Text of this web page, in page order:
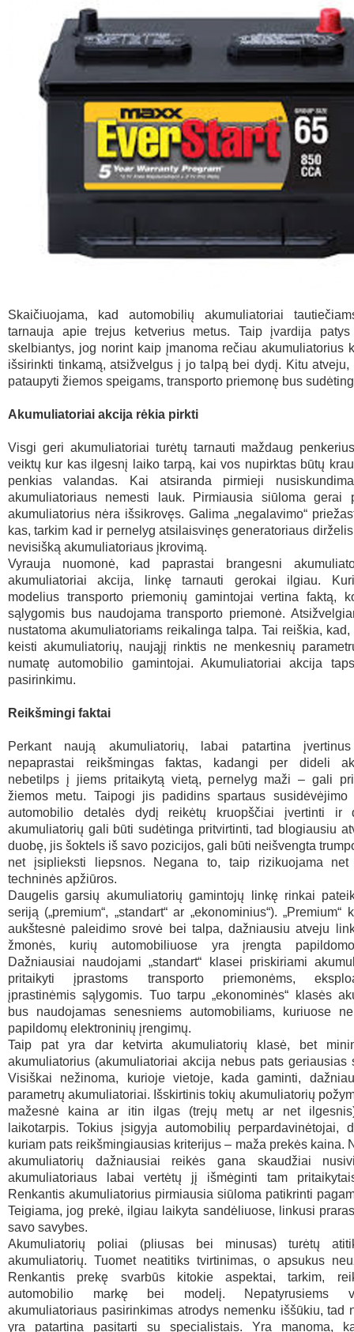
Skaičiuojama, kad automobilių akumuliatoriai
tarnauja apie trejus ketverius metus. Taip įvardija patys
skelbiantys, jog norint kaip įmanoma rečiau akumuliatorius
išsirinkti tinkamą, atsižvelgus į jo talpą bei dydį. Kitu atveju,
pataupyti žiemos speigams, transporto priemonę bus
Akumuliatoriai akcija rėkia pirkti
Visgi geri akumuliatoriai turėtų tarnauti maždaug
veiktų kur kas ilgesnį laiko tarpą, kai vos nupirktas būtų
penkias valandas. Kai atsiranda pirmieji
akumuliatoriaus nemesti lauk. Pirmiausia siūloma gerai
akumuliatorius nėra išsikrovęs. Galima „negalavimo“
kas, tarkim kad ir pernelyg atsilaisvinęs generatoriaus
nevisišką akumuliatoriaus įkrovimą.
Vyrauja nuomonė, kad paprastai brangesni
akumuliatoriai akcija, linkę tarnauti gerokai ilgiau.
modelius transporto priemonių gamintojai vertina faktą,
sąlygomis bus naudojama transporto priemonė.
nustatoma akumuliatoriams reikalinga talpa. Tai reiškia, kad,
keisti akumuliatorių, naująjį rinktis ne menkesnių
numatę automobilio gamintojai. Akumuliatoriai akcija
pasirinkimu.
Reikšmingi faktai
Perkant naują akumuliatorių, labai patartina
nepaprastai reikšmingas faktas, kadangi per dideli
nebetilps į jiems pritaikytą vietą, pernelyg maži – gali
žiemos metu. Taipogi jis padidins spartaus susidėvėjimo
automobilio detalės dydį reikėtų kruopščiai įvertinti
akumuliatorių gali būti sudėtinga pritvirtinti, tad blogiausiu
duobę, jis šoktels iš savo pozicijos, gali būti neišvengta
net įsiplieksti liepsnos. Negana to, taip rizikuojama net
techninės apžiūros.
Daugelis garsių akumuliatorių gamintojų linkę rinkai
seriją („premium“, „standart“ ar „ekonominius“). „Premium“
aukštesnė paleidimo srovė bei talpa, dažniausiu atveju
žmonės, kurių automobiliuose yra įrengta
Dažniausiai naudojami „standart“ klasei priskiriami
pritaikyti įprastoms transporto priemonėms,
įprastinėmis sąlygomis. Tuo tarpu „ekonominės“ klasės
bus naudojamas senesniems automobiliams, kuriuose
papildomų elektroninių įrengimų.
Taip pat yra dar ketvirta akumuliatorių klasė, bet
akumuliatorius (akumuliatoriai akcija nebus pats geriausias
Visiškai nežinoma, kurioje vietoje, kada gaminti,
parametrų akumuliatoriai. Išskirtinis tokių akumuliatorių
mažesnė kaina ar itin ilgas (trejų metų ar net
laikotarpis. Tokius įsigyja automobilių perpardavinėtojai,
kuriam pats reikšmingiausias kriterijus – maža prekės kaina.
akumuliatorių dažniausiai reikės gana skaudžiai
akumuliatoriaus labai vertėtų jį išmėginti tam
Renkantis akumuliatorius pirmiausia siūloma patikrinti
Teigiama, jog prekė, ilgiau laikyta sandėliuose, linkusi
savo savybes.
Akumuliatorių poliai (pliusas bei minusas) turėtų
akumuliatorių. Tuomet neatitiks tvirtinimas, o apsukus
Renkantis prekę svarbūs kitokie aspektai, tarkim,
automobilio markę bei modelį. Nepatyrusiems
akumuliatoriaus pasirinkimas atrodys nemenku iššūkiu, tad
yra patartina pasitarti su specialistais. Yra manoma,